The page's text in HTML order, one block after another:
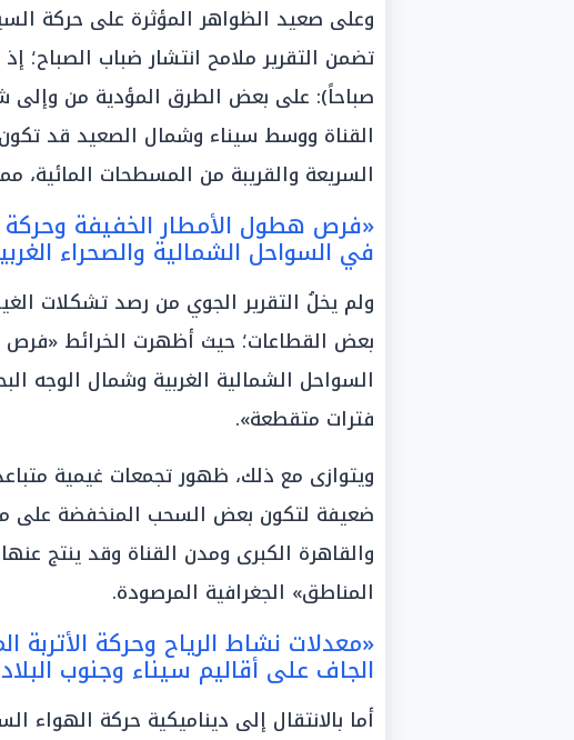
وعلى صعيد الظواهر المؤثرة على حركة السير
صباحاً): على بعض الطرق المؤدية من وإلى
القناة ووسط سيناء وشمال الصعيد قد
السريعة والقريبة من المسطحات المائية،
«فرص هطول الأمطار الخفيفة وحركة
في السواحل الشمالية والصحراء
ولم يخلُ التقرير الجوي من رصد تشكلات
بعض القطاعات؛ حيث أظهرت الخرائط
السواحل الشمالية الغربية وشمال الوجه
فترات متقطعة».
ويتوازى مع ذلك، ظهور تجمعات غيمية
ضعيفة لتكون بعض السحب المنخفضة على
والقاهرة الكبرى ومدن القناة وقد ينتج
المناطق» الجغرافية المرصودة.
«معدلات نشاط الرياح وحركة الأتربة
الجاف على أقاليم سيناء وجنوب البلاد
أما بالانتقال إلى ديناميكية حركة الهواء